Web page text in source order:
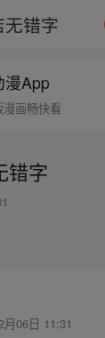
错字
漫App
漫画畅快看
错字
月06日 11:31